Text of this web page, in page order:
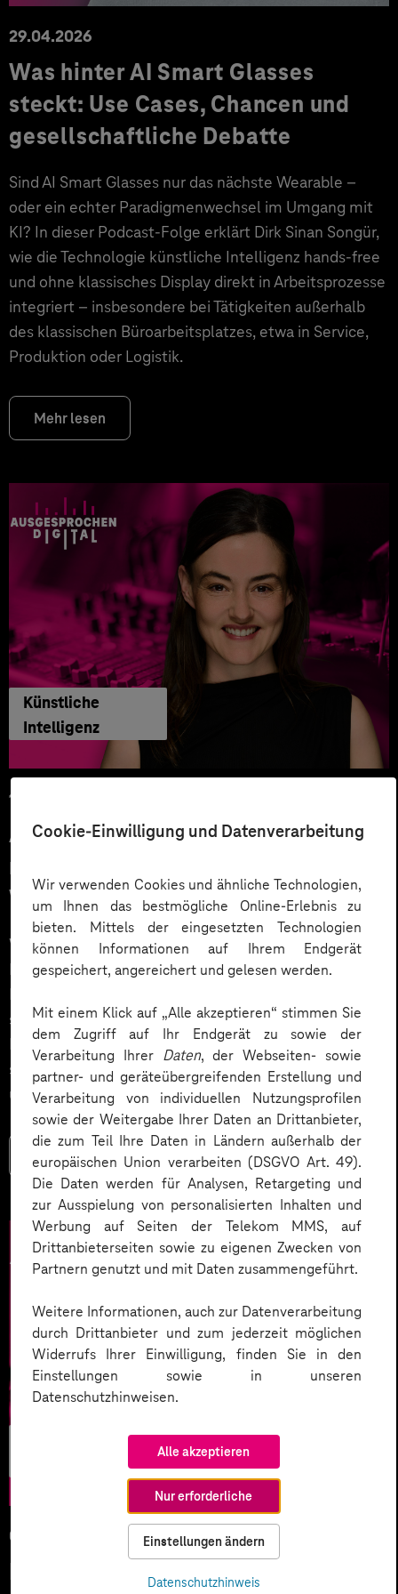
Cookie-Einwilligung und Datenverarbeitung
Wir verwenden Cookies und ähnliche Technologien,
um Ihnen das bestmögliche Online-Erlebnis zu
bieten. Mittels der eingesetzten Technologien
können Informationen auf Ihrem Endgerät
gespeichert, angereichert und gelesen werden.
Mit einem Klick auf „Alle akzeptieren“ stimmen Sie
dem Zugriff auf Ihr Endgerät zu sowie der
Verarbeitung Ihrer Daten, der Webseiten- sowie
partner- und geräteübergreifenden Erstellung und
Verarbeitung von individuellen Nutzungsprofilen
sowie der Weitergabe Ihrer Daten an Drittanbieter,
die zum Teil Ihre Daten in Ländern außerhalb der
europäischen Union verarbeiten (DSGVO Art. 49).
Die Daten werden für Analysen, Retargeting und
zur Ausspielung von personalisierten Inhalten und
Werbung auf Seiten der Telekom MMS, auf
Drittanbieterseiten sowie zu eigenen Zwecken von
Partnern genutzt und mit Daten zusammengeführt.
Weitere Informationen, auch zur Datenverarbeitung
durch Drittanbieter und zum jederzeit möglichen
Widerrufs Ihrer Einwilligung, finden Sie in den
Einstellungen sowie in unseren
Datenschutzhinweisen.
Alle akzeptieren
Nur erforderliche
Einstellungen ändern
Datenschutzhinweis
29.04.2026
Was hinter AI Smart Glasses
steckt: Use Cases, Chancen und
gesellschaftliche Debatte
Sind AI Smart Glasses nur das nächste Wearable –
oder ein echter Paradigmenwechsel im Umgang mit
KI? In dieser Podcast-Folge erklärt Dirk Sinan Songür,
wie die Technologie künstliche Intelligenz hands-free
und ohne klassisches Display direkt in Arbeitsprozesse
integriert – insbesondere bei Tätigkeiten außerhalb
des klassischen Büroarbeitsplatzes, etwa in Service,
Produktion oder Logistik.
Mehr lesen
Künstliche
Intelligenz
12.03.2026
Automatisiert gedacht,
menschlich gewünscht: Die
Wahrheit über KI im Kundendialog
Wie gelingt Conversational AI wirklich – jenseits von
Hype und „Magic Button“? Im Podcast erklärt Dr.
Laura Dreessen, warum erfolgreiche KI‑Dialogsysteme
strategische Beratung, gutes UX‑Design, klare
Prozesse und realistische Erwartungen brauchen. Ein
spannender Blick auf das Zusammenspiel von Mensch
und KI.
Mehr lesen
05.02.2026
KI-Wettlauf 2026: Innovationen,